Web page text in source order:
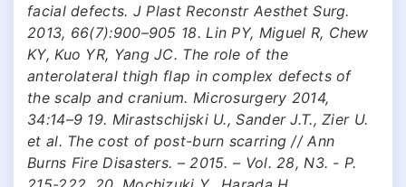
facial defects. J Plast Reconstr Aesthet Surg.
2013, 66(7):900–905 18. Lin PY, Miguel R, Chew
KY, Kuo YR, Yang JC. The role of the
anterolateral thigh flap in complex defects of
the scalp and cranium. Microsurgery 2014,
34:14–9 19. Mirastschijski U., Sander J.T., Zier U.
et al. The cost of post-burn scarring // Ann
Burns Fire Disasters. – 2015. – Vol. 28, N3. - P.